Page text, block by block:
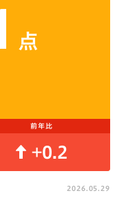
点
前年比
+0.2
2026.05.29